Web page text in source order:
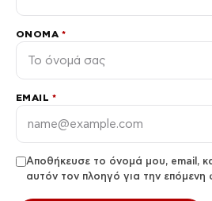
ΌΝΟΜΑ *
EMAIL *
Αποθήκευσε το όνομά μου, email,
αυτόν τον πλοηγό για την